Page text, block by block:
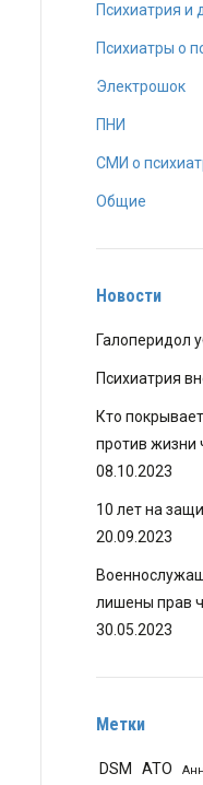
Психиатрия и
Психиатры о
Электрошок
ПНИ
СМИ о
Общие
Новости
Галоперидол
Психиатрия
Кто
против жизни
08.10.2023
10 лет на
20.09.2023
лишены прав
30.05.2023
Метки
DSM АТО